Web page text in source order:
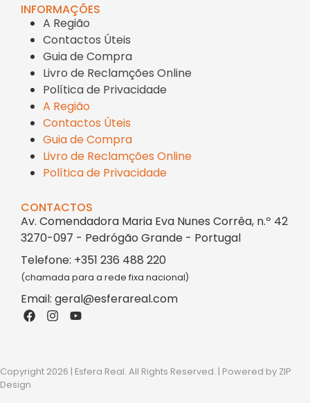
INFORMAÇÕES
A Região
Contactos Úteis
Guia de Compra
Livro de Reclamções Online
Política de Privacidade
A Região
Contactos Úteis
Guia de Compra
Livro de Reclamções Online
Política de Privacidade
CONTACTOS
Av. Comendadora Maria Eva Nunes Corrêa, n.º 42
3270-097 - Pedrógão Grande - Portugal
Telefone: +351 236 488 220
(chamada para a rede fixa nacional)
Email: geral@esferareal.com
Copyright 2026 | Esfera Real. All Rights Reserved. | Powered by ZIP
Design